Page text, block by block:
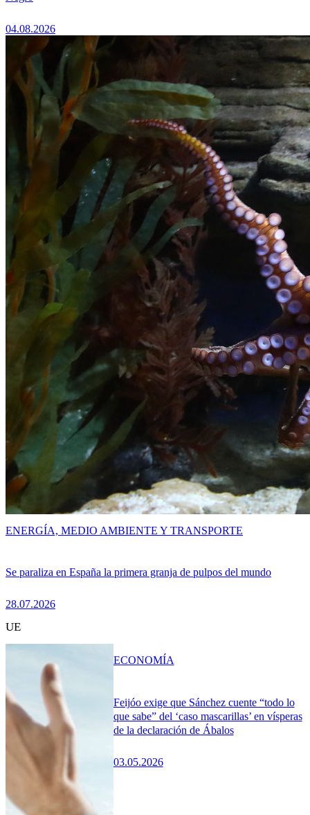
04.08.2026
Se paraliza en España la primera granja de pulpos del mundo
28.07.2026
ENERGÍA, MEDIO AMBIENTE Y TRANSPORTE
UE
Feijóo exige que Sánchez cuente “todo lo
que sabe” del ‘caso mascarillas’ en vísperas
de la declaración de Ábalos
03.05.2026
ECONOMÍA